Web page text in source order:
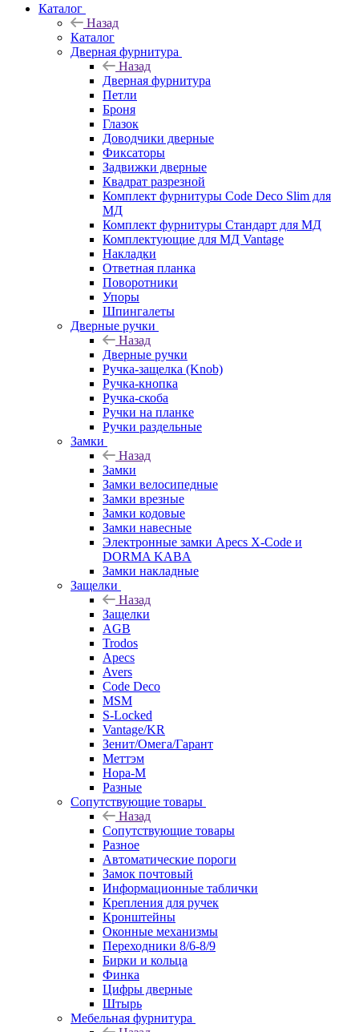
Каталог
Назад
Каталог
Дверная фурнитура
Назад
Дверная фурнитура
Петли
Броня
Глазок
Доводчики дверные
Фиксаторы
Задвижки дверные
Квадрат разрезной
Комплект фурнитуры Code Deco Slim для
МД
Комплект фурнитуры Стандарт для МД
Комплектующие для МД Vantage
Накладки
Ответная планка
Поворотники
Упоры
Шпингалеты
Дверные ручки
Назад
Дверные ручки
Ручка-защелка (Knob)
Ручка-кнопка
Ручка-скоба
Ручки на планке
Ручки раздельные
Замки
Назад
Замки
Замки велосипедные
Замки врезные
Замки кодовые
Замки навесные
Электронные замки Apecs X-Code и
DORMA KABA
Замки накладные
Защелки
Назад
Защелки
AGB
Trodos
Apecs
Avers
Code Deco
MSM
S-Locked
Vantage/KR
Зенит/Омега/Гарант
Меттэм
Нора-М
Разные
Сопутствующие товары
Назад
Сопутствующие товары
Разное
Автоматические пороги
Замок почтовый
Информационные таблички
Крепления для ручек
Кронштейны
Оконные механизмы
Переходники 8/6-8/9
Бирки и кольца
Финка
Цифры дверные
Штырь
Мебельная фурнитура